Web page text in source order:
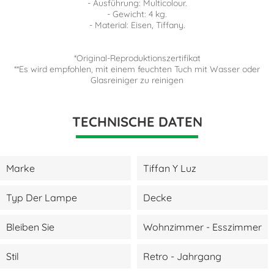
- Ausführung: Multicolour.
- Gewicht: 4 kg.
- Material: Eisen, Tiffany.
*Original-Reproduktionszertifikat
**Es wird empfohlen, mit einem feuchten Tuch mit Wasser oder
Glasreiniger zu reinigen
TECHNISCHE DATEN
Marke Tiffan Y Luz
Typ Der Lampe Decke
Bleiben Sie Wohnzimmer - Esszimmer
Stil Retro - Jahrgang